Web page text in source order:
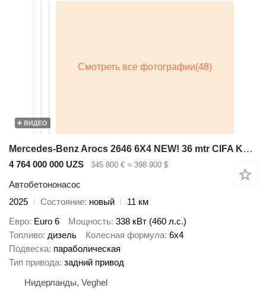
ВИДЕО
Mercedes-Benz Arocs 2646 6X4 NEW! 36 mtr CIFA K36C-PU17080 Pump Steelsuspensio
4 764 000 000 UZS 345 800 € ≈ 398 900 $
Автобетононасос
2025
Состояние новый
11 км
Евро Euro 6 Мощность 338 кВт (460 л.с.)
Топливо дизель Колесная формула 6x4
Подвеска параболическая
Тип привода задний привод
Нидерланды, Veghel